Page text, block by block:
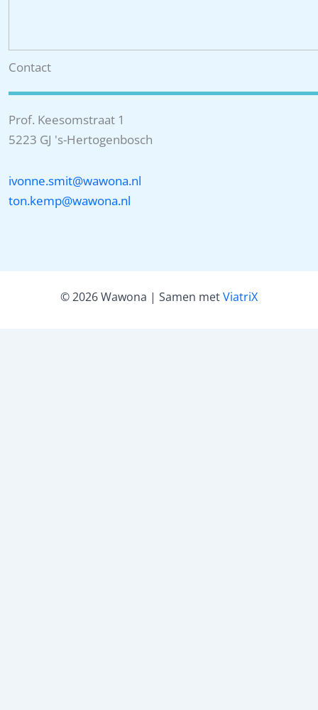
Contact
Prof. Keesomstraat 1
5223 GJ 's-Hertogenbosch
ivonne.smit@wawona.nl
ton.kemp@wawona.nl
© 2026 Wawona | Samen metViatriX